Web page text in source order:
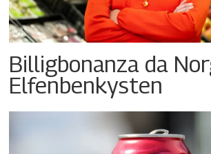
Billigbonanza da
Elfenbenkysten